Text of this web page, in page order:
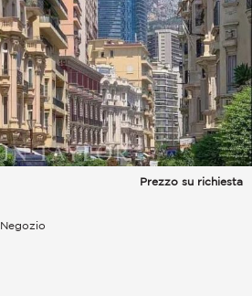
Prezzo su richiesta
Negozio